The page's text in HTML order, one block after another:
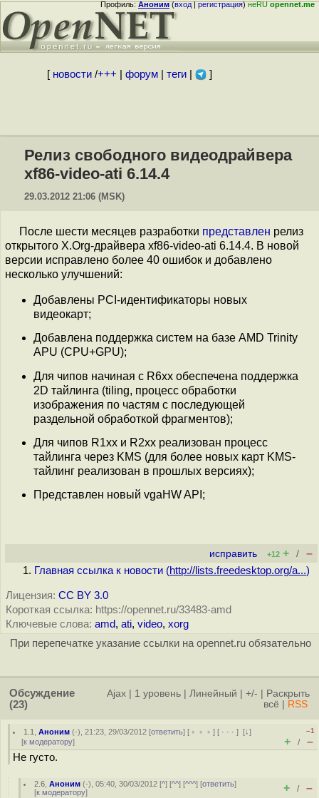
Профиль:Аноним(вход|регистрация)неRUopennet.me
[ новости/+++ форум| теги| ]
Релиз свободного видеодрайвера
xf86-video-ati 6.14.4
29.03.2012 21:06 (MSK)
После шести месяцев разработки представлен релиз
открытого X.Org-драйвера xf86-video-ati 6.14.4. В новой
версии исправлено более 40 ошибок и добавлено
несколько улучшений:
Добавлены PCI-идентификаторы новых
видеокарт;
Добавлена поддержка систем на базе AMD Trinity
APU (CPU+GPU);
Для чипов начиная с R6xx обеспечена поддержка
2D тайлинга (tiling, процесс обработки
изображения по частям с последующей
раздельной обработкой фрагментов);
Для чипов R1xx и R2xx реализован процесс
тайлинга через KMS (для более новых карт KMS-
тайлинг реализован в прошлых версиях);
Представлен новый vgaHW API;
исправить +12 + / –
Главная ссылка к новости (http://lists.freedesktop.org/a...)
Лицензия: CC BY 3.0
Короткая ссылка: https://opennet.ru/33483-amd
Ключевые слова: amd, ati, video, xorg
При перепечатке указание ссылки на opennet.ru обязательно
Обсуждение
(23)
Ajax 1 уровень Линейный +/-
Раскрыть
всё
RSS
1.1 ,Аноним (-), 21:23, 29/03/2012 [ответить] [ ﹢﹢﹢] [ · · ·][↓]
[к модератору]
–1
+ / –
Не густо.
2.6 ,Аноним (-), 05:40, 30/03/2012 [^] [^^] [^^^] [ответить]
[к модератору] + / –